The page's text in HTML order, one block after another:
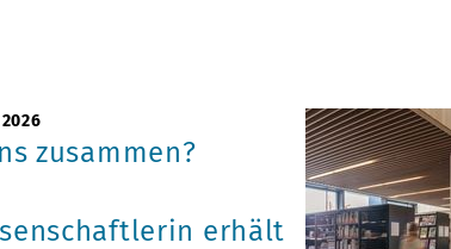
zusammen?
erhält